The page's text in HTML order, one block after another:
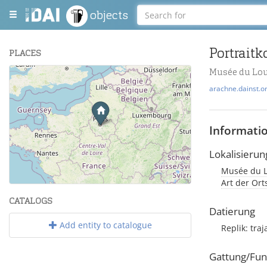
objects
PLACES
+
−
Leaflet| Maps and Data ©OpenStreetMap.
CATALOGS
Add entity to catalogue
Musée du
Musée du
Art der
Datierung
Replik:
Gattung/